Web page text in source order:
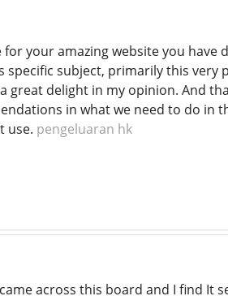
your amazing website you have
subject, primarily this
great delight in my opinion. And
in what we need to do in
use. pengeluaran hk
across this board and I find It